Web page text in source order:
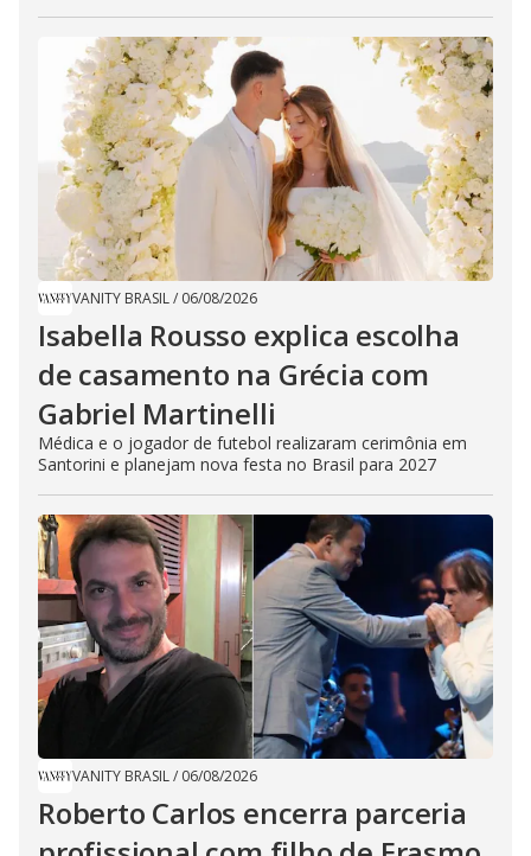
VANITY BRASIL/ 06/08/2026
Isabella Rousso explica escolha
de casamento na Grécia com
Gabriel Martinelli
Médica e o jogador de futebol realizaram cerimônia em
Santorini e planejam nova festa no Brasil para 2027
VANITY BRASIL/ 06/08/2026
Roberto Carlos encerra parceria